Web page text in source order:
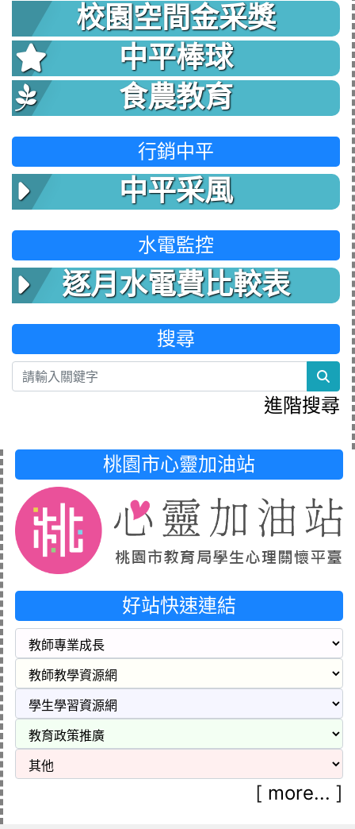
校園空間金采獎
中平棒球
食農教育
行銷中平
中平采風
水電監控
逐月水電費比較表
搜尋
進階搜尋
桃園市心靈加油站
好站快速連結
[ more... ]